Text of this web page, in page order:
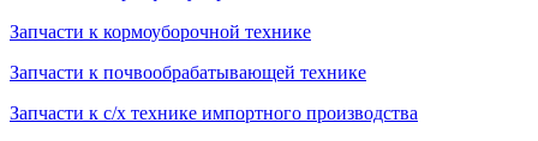
Запчасти к кормоуборочной технике
Запчасти к почвообрабатывающей технике
Запчасти к с/х технике импортного производства